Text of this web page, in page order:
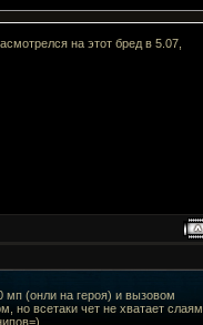
на этот бред в 5.07,
(онли на героя) и вызовом
но всетаки чет не хватает слаям,